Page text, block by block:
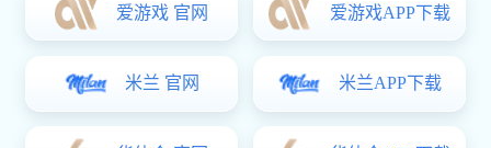
三维自动设计演示动画
发布者：狗子28